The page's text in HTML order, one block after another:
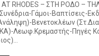
AT RHODES – ΣΤΗ ΡΟΔΟ –
Γάμοι-Βαπτίσεις-
Βενετοκλέων
Λεωφ.Κρεμαστής-Πηγές